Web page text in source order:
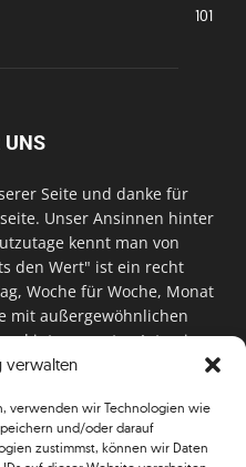
verwalten
verwenden wir Technologien wie
und/oder darauf
zustimmst, können wir Daten
101
UNS
Seite und danke für
Unser Ansinnen hinter
kennt man von
den Wert" ist ein recht
Woche für Woche, Monat
mit außergewöhnlichen
interessanten Interviews
Website & auf
Anerkennung!